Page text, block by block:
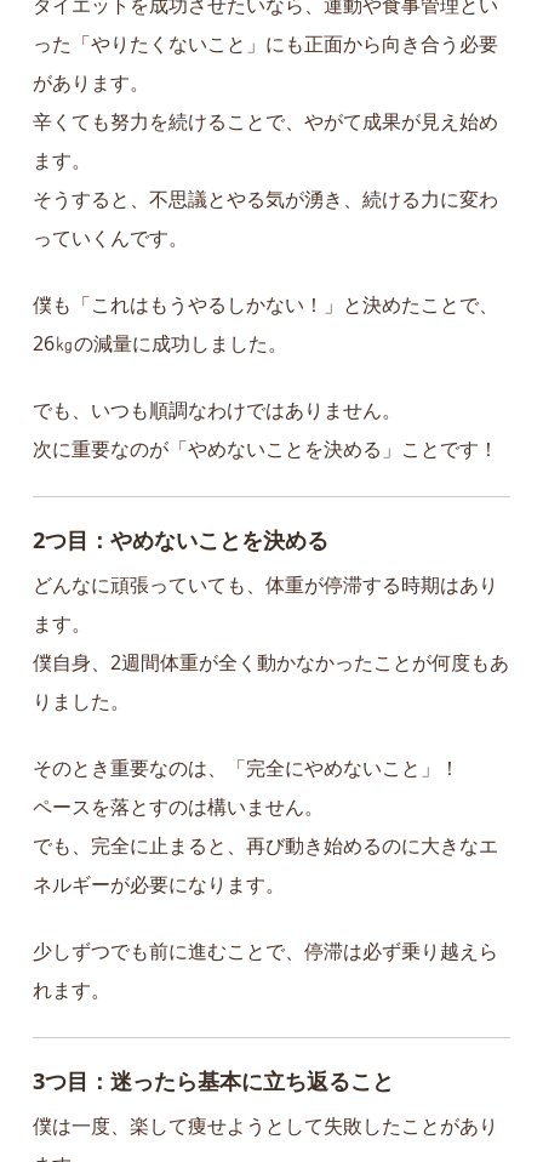
った「やりたくないこと」にも正面から向き合う必要
があります。
辛くても努力を続けることで、やがて成果が見え始め
ます。
そうすると、不思議とやる気が湧き、続ける力に変わ
っていくんです。
僕も「これはもうやるしかない！」と決めたことで、
26㎏の減量に成功しました。
でも、いつも順調なわけではありません。
次に重要なのが「やめないことを決める」ことです！
2つ目：やめないことを決める
どんなに頑張っていても、体重が停滞する時期はあり
ます。
僕自身、2週間体重が全く動かなかったことが何度もあ
りました。
そのとき重要なのは、「完全にやめないこと」！
ペースを落とすのは構いません。
でも、完全に止まると、再び動き始めるのに大きなエ
ネルギーが必要になります。
少しずつでも前に進むことで、停滞は必ず乗り越えら
れます。
3つ目：迷ったら基本に立ち返ること
僕は一度、楽して痩せようとして失敗したことがあり